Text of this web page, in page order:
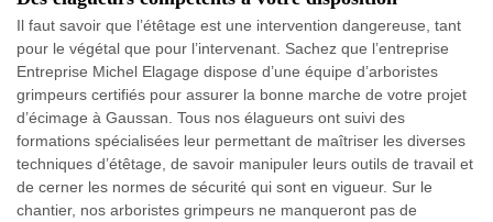
Il faut savoir que l’étêtage est une intervention dangereuse, tant
pour le végétal que pour l’intervenant. Sachez que l’entreprise
Entreprise Michel Elagage dispose d’une équipe d’arboristes
grimpeurs certifiés pour assurer la bonne marche de votre projet
d’écimage à Gaussan. Tous nos élagueurs ont suivi des
formations spécialisées leur permettant de maîtriser les diverses
techniques d’étêtage, de savoir manipuler leurs outils de travail et
de cerner les normes de sécurité qui sont en vigueur. Sur le
chantier, nos arboristes grimpeurs ne manqueront pas de